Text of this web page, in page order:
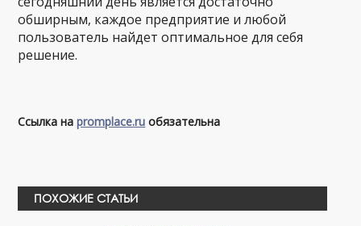
обширным, каждое предприятие и любой
пользователь найдет оптимальное для себя
решение.
Ссылка наpromplace.ru обязательна
ПОХОЖИЕ СТАТЬИ